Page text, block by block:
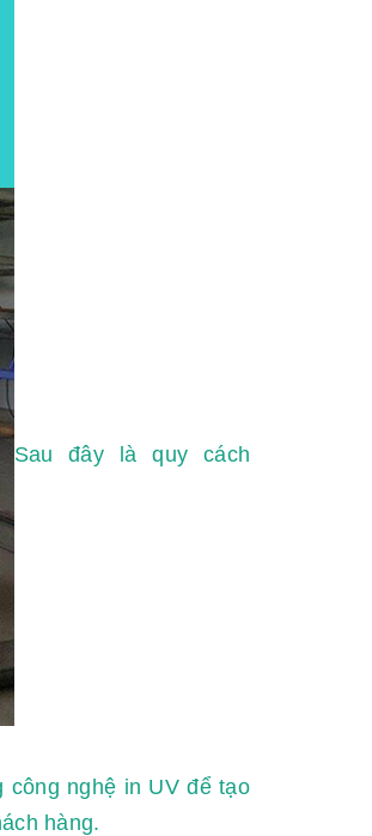
Sau đây là quy cách
công nghệ in UV để tạo
hàng.